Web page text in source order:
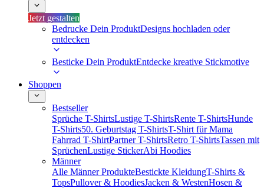
Jetzt gestalten
Bedrucke Dein ProduktDesigns hochladen oder
entdecken
Besticke Dein ProduktEntdecke kreative Stickmotive
Shoppen
Bestseller
Sprüche T-ShirtsLustige T-ShirtsRente T-ShirtsHunde
T-Shirts50. Geburtstag T-ShirtsT-Shirt für Mama
Fahrrad T-ShirtPartner T-ShirtsRetro T-ShirtsTassen mit
SprüchenLustige StickerAbi Hoodies
Männer
Alle Männer ProdukteBestickte KleidungT-Shirts &
TopsPullover & HoodiesJacken & WestenHosen &